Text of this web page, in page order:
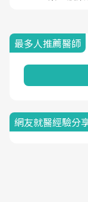
最多人推薦醫師
網友就醫經驗分